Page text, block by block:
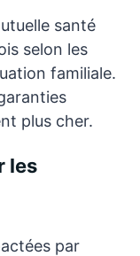
santé
selon les
familiale.
plus cher.
les
par